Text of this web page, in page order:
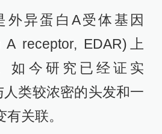
外异蛋白A受体基因
A receptor, EDAR)上
如今研究已经证实
人类较浓密的头发和一
关联。